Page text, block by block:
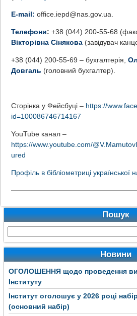
E-mail: office.iepd@nas.gov.ua.
Телефони: +38 (044) 200-55-68
Вікторівна Сінякова (завідувач
+38 (044) 200-55-69 – бухгалтерія,
Довгаль (головний бухгалтер).
Сторінка у Фейсбуці – https://
id=100086746714167
YouTube канал –
https://www.youtube.com/
ured
Профіль в бібліометриці української
Пошук
Новини
ОГОЛОШЕННЯ щодо проведення
Інституту
Інститут оголошує у 2026 році
(основний набір)